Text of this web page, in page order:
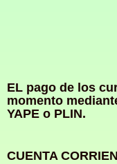
EL pago de los
momento
YAPE o PLIN.
CUENTA